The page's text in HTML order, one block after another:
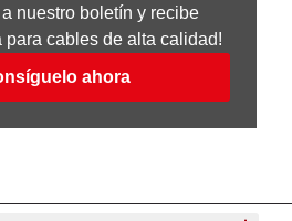
nuestro boletín y recibe
cables de alta calidad!
ahora